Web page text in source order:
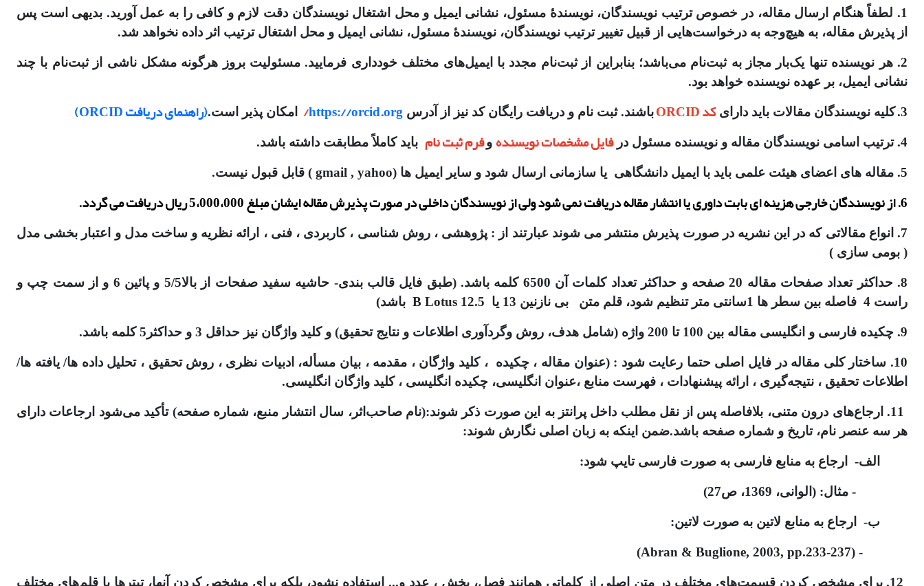
1. لطفاً هنگام ارسال مقاله، در خصوص ترتیب نویسندگان، نویسندهٔ مسئول، نشانی ایمیل و محل اشتغال نویسندگان دقت لازم و کافی را به عمل آورید. بدیهی است پس
از پذیرش مقاله، به هیچ‌وجه به درخواست‌هایی از قبیل تغییر ترتیب نویسندگان، نویسندهٔ مسئول، نشانی ایمیل و محل اشتغال ترتیب اثر داده نخواهد شد.
2. هر نویسنده تنها یک‌بار مجاز به ثبت‌نام می‌باشد؛ بنابراین از ثبت‌نام مجدد با ایمیل‌های مختلف خودداری فرمایید. مسئولیت بروز هرگونه مشکل ناشی از ثبت‌نام با چند
نشانی ایمیل، بر عهده نویسنده خواهد بود.
3. کلیه نویسندگان مقالات باید دارایکد ORCID باشند. ثبت نام و دریافت رایگان کد نیز از آدرس https://orcid.org
/ امکان پذیر است.(راهنمای دریافت ORCID)
4. ترتیب اسامی نویسندگان مقاله و نویسنده مسئول در فایل مشخصات نویسنده وفرم ثبت نام باید کاملاً مطابقت داشته باشد.
5. مقاله های اعضای هیئت علمی باید با ایمیل دانشگاهی یا سازمانی ارسال شود و سایر ایمیل ها (gmail , yahoo ) قابل قبول نیست.
6. از نویسندگان خارجی هزینه ای بابت داوری یا انتشار مقاله دریافت نمی شود ولی از نویسندگان داخلی در صورت پذیرش مقاله ایشان مبلغ 5،000،000 ریال دریافت می گردد.
7. انواع مقالاتی که در این نشریه در صورت پذیرش منتشر می شوند عبارتند از : پژوهشی ، روش شناسی ، کاربردی ، فنی ، ارائه نظریه و ساخت مدل و اعتبار بخشی مدل
( بومی سازی )
8. حداکثر تعداد صفحات مقاله 20 صفحه و حداکثر تعداد کلمات آن 6500 کلمه باشد. (طبق فایل قالب بندی- حاشیه سفید صفحات از بالا5/5 و پائین 6 و از سمت چپ و
راست 4 فاصله بین سطر ها 1سانتی متر تنظیم شود، قلم متن بی نازنین 13 یا B Lotus 12.5 باشد)
9. چکیده فارسی و انگلیسی مقاله بین 100 تا 200 واژه (شامل هدف، روش وگردآوری اطلاعات و نتایج تحقیق) و کلید واژگان نیز حداقل 3 و حداکثر5 کلمه باشد.
10. ساختار کلی مقاله در فایل اصلی حتما رعایت شود : (عنوان مقاله ، چکیده ، کلید واژگان ، مقدمه ، بیان مسأله، ادبیات نظری ، روش تحقیق ، تحلیل داده ها/ یافته ها/
اطلاعات تحقیق ، نتیجه‌گیری ، ارائه پیشنهادات ، فهرست منابع ،عنوان انگلیسی، چکیده انگلیسی ، کلید واژگان انگلیسی.
11. ارجاع‌های درون متنی، بلافاصله پس از نقل مطلب داخل پرانتز به این صورت ذکر شوند:(نام صاحب‌اثر، سال انتشار منبع، شماره صفحه) تأکید می‌شود ارجاعات دارای
هر سه عنصر نام، تاریخ و شماره صفحه باشد.ضمن اینکه به زبان اصلی نگارش شوند:
الف- ارجاع به منابع فارسی به صورت فارسی تایپ شود:
- مثال: (الوانی، 1369، ص27)
ب- ارجاع به منابع لاتین به صورت لاتین:
- (Abran & Buglione, 2003, pp.233-237)
12. برای مشخص کردن قسمت‌های مختلف در متن اصلی از کلماتی همانند فصل، بخش ، عدد و... استفاده نشود، بلکه برای مشخص کردن آنها، تیترها با قلم‌های مختلف